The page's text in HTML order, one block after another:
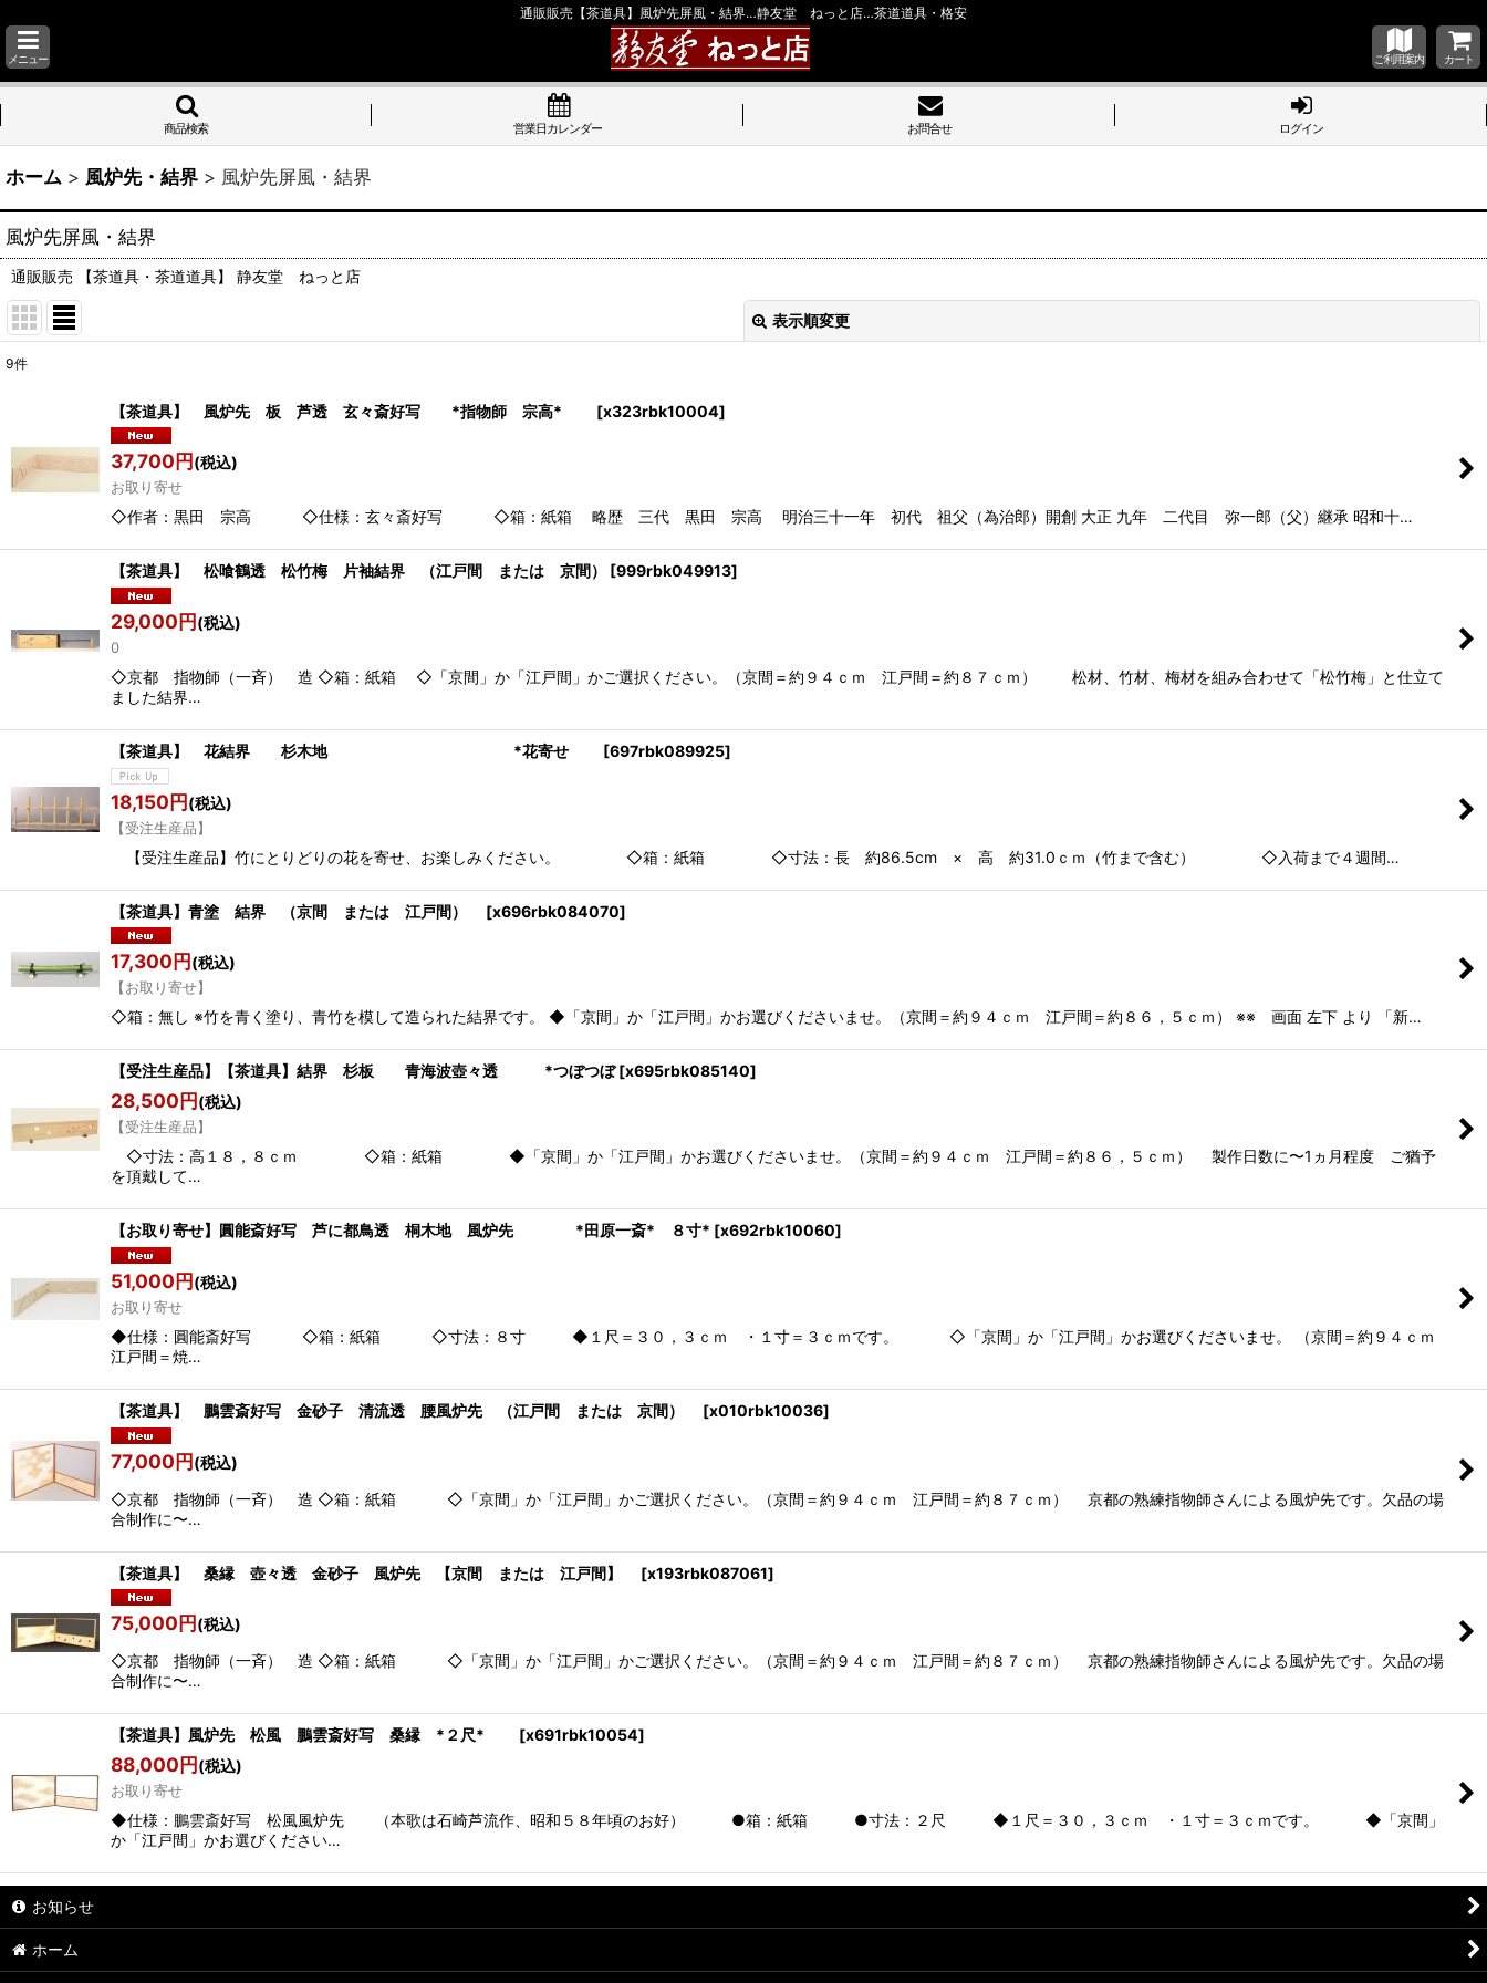
通販販売【茶道具】風炉先屏風・結界…静友堂 ねっと店…茶道道具・格安
メニュー ご利用案内 カート
商品検索 営業日カレンダー お問合せ ログイン
ホーム > 風炉先・結界 > 風炉先屏風・結界
風炉先屏風・結界
通販販売 【茶道具・茶道道具】 静友堂 ねっと店
表示順変更
並び順:
9件
【茶道具】 風炉先 板 芦透 玄々斎好写 *指物師 宗高* [x323rbk10004]
37,700円(税込)
お取り寄せ
◇作者：黒田 宗高 ◇仕様：玄々斎好写 ◇箱：紙箱 略歴 三代 黒田 宗高 明治三十一年 初代 祖父（為治郎）開創 大正 九年 二代目 弥一郎（父）継承 昭和十…
【茶道具】 松喰鶴透 松竹梅 片袖結界 （江戸間 または 京間） [999rbk049913]
29,000円(税込)
0
◇京都 指物師（一斉） 造 ◇箱：紙箱 ◇「京間」か「江戸間」かご選択ください。（京間＝約９４ｃｍ 江戸間＝約８７ｃｍ） 松材、竹材、梅材を組み合わせて「松竹梅」と仕立て
ました結界…
【茶道具】 花結界 杉木地 *花寄せ [697rbk089925]
18,150円(税込)
【受注生産品】
【受注生産品】竹にとりどりの花を寄せ、お楽しみください。 ◇箱：紙箱 ◇寸法：長 約86.5cm × 高 約31.0ｃｍ（竹まで含む） ◇入荷まで４週間…
【茶道具】青塗 結界 （京間 または 江戸間） [x696rbk084070]
17,300円(税込)
【お取り寄せ】
◇箱：無し ※竹を青く塗り、青竹を模して造られた結界です。 ◆「京間」か「江戸間」かお選びくださいませ。（京間＝約９４ｃｍ 江戸間＝約８６，５ｃｍ） ※※ 画面 左下 より 「新…
【受注生産品】【茶道具】結界 杉板 青海波壺々透 *つぼつぼ [x695rbk085140]
28,500円(税込)
【受注生産品】
◇寸法：高１８，８ｃｍ ◇箱：紙箱 ◆「京間」か「江戸間」かお選びくださいませ。（京間＝約９４ｃｍ 江戸間＝約８６，５ｃｍ） 製作日数に〜1ヵ月程度 ご猶予
を頂戴して…
【お取り寄せ】圓能斎好写 芦に都鳥透 桐木地 風炉先 *田原一斎* ８寸* [x692rbk10060]
51,000円(税込)
お取り寄せ
◆仕様：圓能斎好写 ◇箱：紙箱 ◇寸法：８寸 ◆１尺＝３０，３ｃｍ ・１寸＝３ｃｍです。 ◇「京間」か「江戸間」かお選びくださいませ。 （京間＝約９４ｃｍ
江戸間＝焼…
【茶道具】 鵬雲斎好写 金砂子 清流透 腰風炉先 （江戸間 または 京間） [x010rbk10036]
77,000円(税込)
◇京都 指物師（一斉） 造 ◇箱：紙箱 ◇「京間」か「江戸間」かご選択ください。（京間＝約９４ｃｍ 江戸間＝約８７ｃｍ） 京都の熟練指物師さんによる風炉先です。欠品の場
合制作に〜…
【茶道具】 桑縁 壺々透 金砂子 風炉先 【京間 または 江戸間】 [x193rbk087061]
75,000円(税込)
◇京都 指物師（一斉） 造 ◇箱：紙箱 ◇「京間」か「江戸間」かご選択ください。（京間＝約９４ｃｍ 江戸間＝約８７ｃｍ） 京都の熟練指物師さんによる風炉先です。欠品の場
合制作に〜…
【茶道具】風炉先 松風 鵬雲斎好写 桑縁 *２尺* [x691rbk10054]
88,000円(税込)
お取り寄せ
◆仕様：鵬雲斎好写 松風風炉先 （本歌は石崎芦流作、昭和５８年頃のお好） ●箱：紙箱 ●寸法：２尺 ◆１尺＝３０，３ｃｍ ・１寸＝３ｃｍです。 ◆「京間」
か「江戸間」かお選びください…
お知らせ
ホーム